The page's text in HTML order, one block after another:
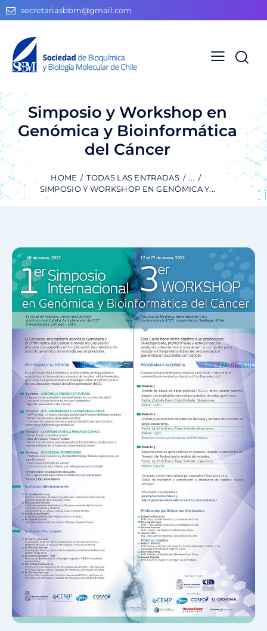
secretariasbbm@gmail.com
Simposio y Workshop en
Genómica y Bioinformática
del Cáncer
HOME TODAS LAS ENTRADAS
...
SIMPOSIO Y WORKSHOP EN GENÓMICA Y...